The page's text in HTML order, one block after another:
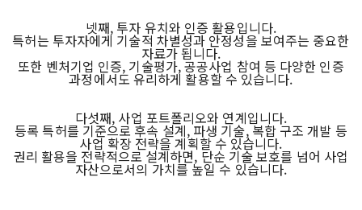
넷째, 투자 유치와 인증 활용입니다.
특허는 투자자에게 기술적 차별성과 안정성을 보여주는 중요한
자료가 됩니다.
또한 벤처기업 인증, 기술평가, 공공사업 참여 등 다양한 인증
과정에서도 유리하게 활용할 수 있습니다.
다섯째, 사업 포트폴리오와 연계입니다.
등록 특허를 기준으로 후속 설계, 파생 기술, 복합 구조 개발 등
사업 확장 전략을 계획할 수 있습니다.
권리 활용을 전략적으로 설계하면, 단순 기술 보호를 넘어 사업
자산으로서의 가치를 높일 수 있습니다.